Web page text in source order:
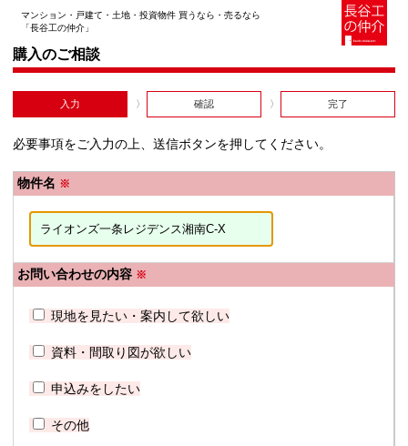
マンション・戸建て・土地・投資物件 買うなら・売るなら
「長谷工の仲介」
購入のご相談
入力 確認 完了
必要事項をご入力の上、送信ボタンを押してください。
物件名 ※
お問い合わせの内容 ※
現地を見たい・案内して欲しい
資料・間取り図が欲しい
申込みをしたい
その他